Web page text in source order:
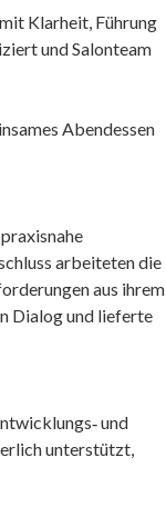
Klarheit, Führung
und Salonteam
Abendessen
arbeiteten die
aus ihrem
Dialog und lieferte
und
unterstützt,